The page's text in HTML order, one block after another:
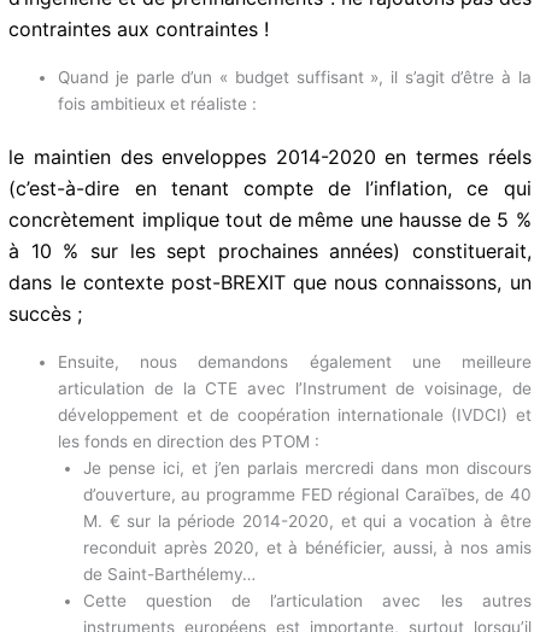
proposé, serait malvenu : nos collectivités, vous le savez,
sont souvent malmenées et entravées…
Nous avons trop souvent des difficultés en matière
des contraintes aux contraintes !
Quand je parle d’un « budget suffisant », il s’agit d’être à la
fois ambitieux et réaliste :
le maintien des enveloppes 2014-2020 en termes réels
(c’est-à-dire en tenant compte de l’inflation, ce qui
% à 10 % sur les sept prochaines années) constituerait,
dans le contexte post-BREXIT que nous connaissons,
un succès ;
Ensuite, nous demandons également une meilleure
articulation de la CTE avec l’Instrument de voisinage, de
développement et de coopération internationale (IVDCI)
et les fonds en direction des PTOM :
Je pense ici, et j’en parlais mercredi dans mon discours
d’ouverture, au programme FED régional Caraïbes, de